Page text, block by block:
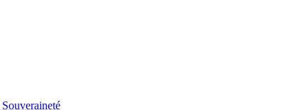
Souveraineté